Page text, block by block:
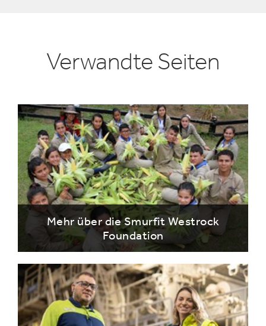
Verwandte Seiten
Mehr über die Smurfit Westrock
Foundation